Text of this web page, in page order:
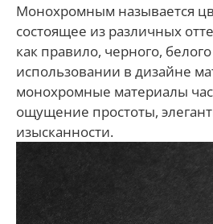
Монохромным называется
состоящее из различных
как правило, черного,
использовании в дизайне
монохромные материалы
ощущение простоты,
изысканности.